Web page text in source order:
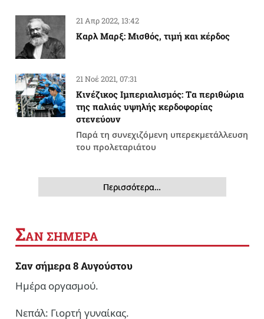
21 Απρ 2022, 13:42
Καρλ Μαρξ: Μισθός, τιμή και κέρδος
21 Νοέ 2021, 07:31
Κινέζικος Ιμπεριαλισμός: Tα περιθώρια
της παλιάς υψηλής κερδοφορίας
στενεύουν
Παρά τη συνεχιζόμενη υπερεκμετάλλευση
του προλεταριάτου
Περισσότερα…
ΣΑΝ ΣΗΜΕΡΑ
Σαν σήμερα 8 Αυγούστου
Ημέρα οργασμού.
Νεπάλ: Γιορτή γυναίκας.